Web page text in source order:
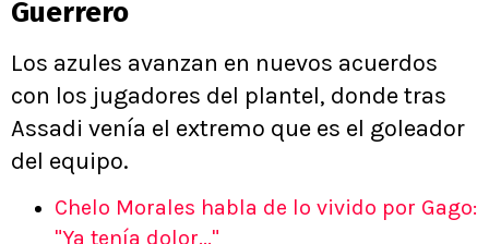
Guerrero
Los azules avanzan en nuevos acuerdos
con los jugadores del plantel, donde tras
Assadi venía el extremo que es el goleador
del equipo.
Chelo Morales habla de lo vivido por Gago:
"Ya tenía dolor..."